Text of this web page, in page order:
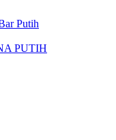
Putih
PUTIH